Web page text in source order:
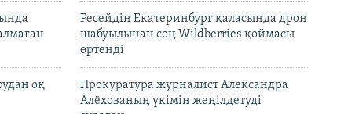
Ресейдің Екатеринбург қаласында дрон
шабуылынан соң Wildberries қоймасы
өртенді
оқ
Прокуратура журналист Александра
Алёхованың үкімін жеңілдетуді